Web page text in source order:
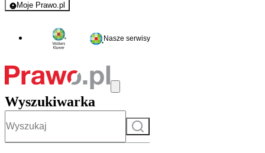
Moje Prawo.pl
- rejestracja i logowanie do serwisu
Nasze serwisy
Wyszukiwarka
Szukaj